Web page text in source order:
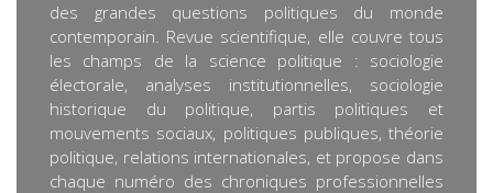
des grandes questions politiques du monde
contemporain. Revue scientifique, elle couvre tous
les champs de la science politique : sociologie
électorale, analyses institutionnelles, sociologie
historique du politique, partis politiques et
mouvements sociaux, politiques publiques, théorie
politique, relations internationales, et propose dans
chaque numéro des chroniques professionnelles